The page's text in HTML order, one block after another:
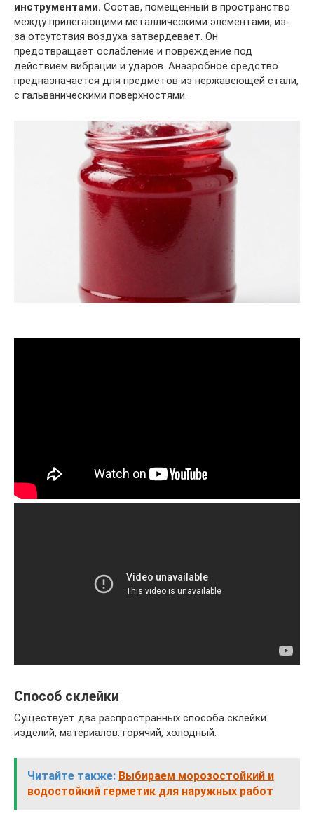
инструментами. Состав, помещенный в пространство
между прилегающими металлическими элементами, из-
за отсутствия воздуха затвердевает. Он
предотвращает ослабление и повреждение под
действием вибрации и ударов. Анаэробное средство
предназначается для предметов из нержавеющей стали,
с гальваническими поверхностями.
Способ склейки
Существует два распространных способа склейки
изделий, материалов: горячий, холодный.
Читайте также: Выбираем морозостойкий и
водостойкий герметик для наружных работ